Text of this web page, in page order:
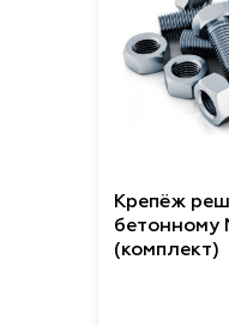
Крепёж
бетонному
(комплект)